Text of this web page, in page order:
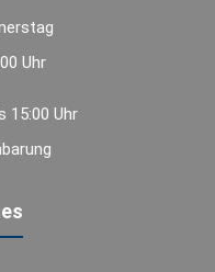
Uhr
15:00 Uhr